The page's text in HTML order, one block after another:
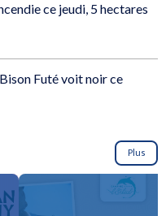
ce jeudi, 5 hectares
Futé voit noir ce
Plus